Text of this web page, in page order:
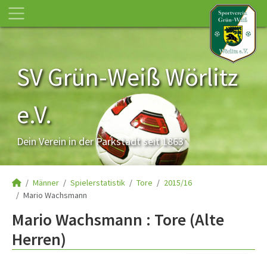
SV Grün-Weiß Wörlitz
e.V.
Dein Verein in der Parkstadt seit 1863
Männer Spielerstatistik Tore
2015/16
Mario Wachsmann
Mario Wachsmann : Tore (Alte
Herren)